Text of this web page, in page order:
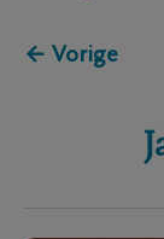
← Vorige